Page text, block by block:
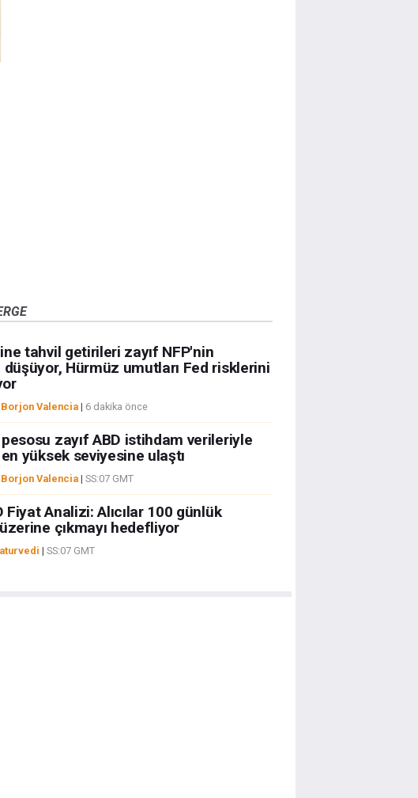
tahvil getirileri zayıf NFP'nin
düşüyor, Hürmüz umutları Fed risklerini
Valencia| 6 dakika önce
zayıf ABD istihdam verileriyle
en yüksek seviyesine ulaştı
Valencia| SS:07 GMT
Fiyat Analizi: Alıcılar 100 günlük
çıkmayı hedefliyor
| SS:07 GMT